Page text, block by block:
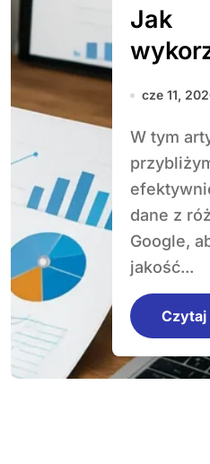
Jak
dane
cze 11,
W tym artykule
dane z
Google,
jakość...